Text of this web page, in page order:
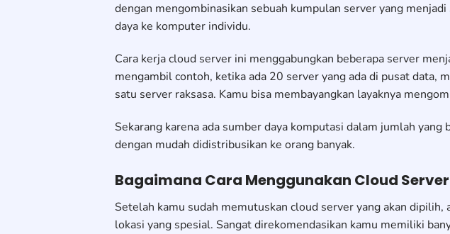
dengan mengombinasikan sebuah kumpulan server yang
daya ke komputer individu.
Cara kerja cloud server ini menggabungkan beberapa server
mengambil contoh, ketika ada 20 server yang ada di pusat data,
satu server raksasa. Kamu bisa membayangkan layaknya
Sekarang karena ada sumber daya komputasi dalam jumlah yang
dengan mudah didistribusikan ke orang banyak.
Bagaimana Cara Menggunakan Cloud Server
Setelah kamu sudah memutuskan cloud server yang akan
lokasi yang spesial. Sangat direkomendasikan kamu memiliki